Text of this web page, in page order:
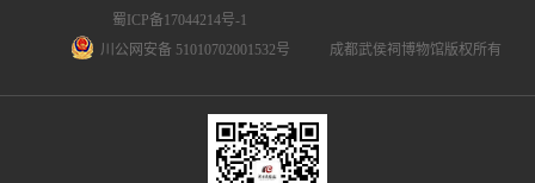
区（三国文化体验区）、锦里民俗区
万平方米，是成都武侯祠的主体部
分，主要由惠陵、汉昭烈庙、武侯祠
等部分组成。现存主体建筑由大门、
中轴线上。建筑布局严整、开敞，是
清代官署建筑与民居建筑的有机结
葛亮殿相连。
蜀ICP备17044214号-1
川公网安备 51010702001532号
成都武侯祠博物馆版权所有